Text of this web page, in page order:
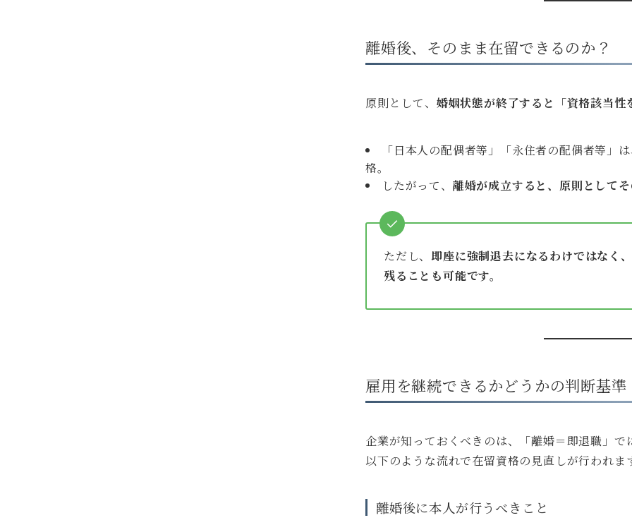
離婚後、そのまま在留できるのか？
原則として、 婚姻状態が終了すると「資格該当性
「日本人の配偶者等」「永住者の配偶者等」
格。
したがって、 離婚が成立すると、原則として
ただし、 即座に強制退去になるわけではなく
残ることも可能です。
雇用を継続できるかどうかの判断基準
企業が知っておくべきのは、「離婚＝即退職」で
以下のような流れで在留資格の見直しが行われま
離婚後に本人が行うべきこと